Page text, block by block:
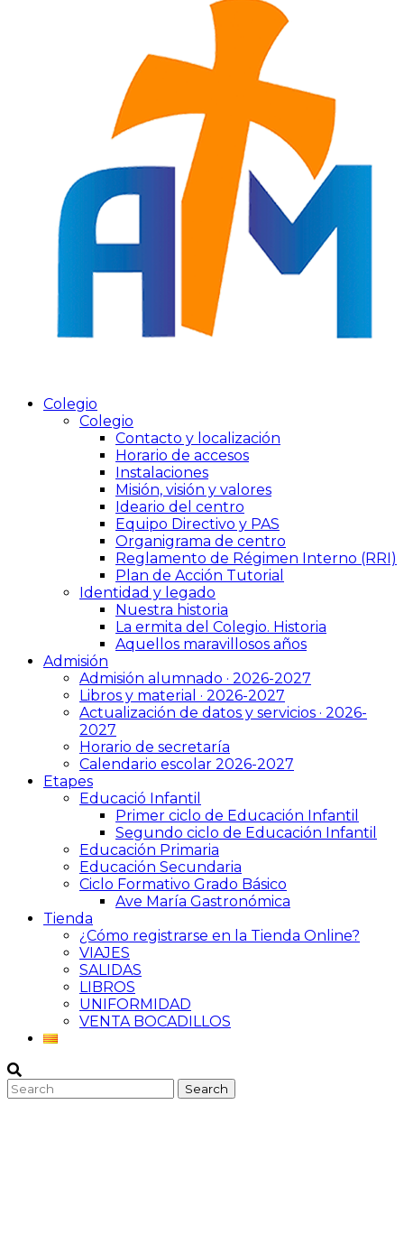
Colegio
Colegio
Contacto y localización
Horario de accesos
Instalaciones
Misión, visión y valores
Ideario del centro
Equipo Directivo y PAS
Organigrama de centro
Reglamento de Régimen Interno (RRI)
Plan de Acción Tutorial
Identidad y legado
Nuestra historia
La ermita del Colegio. Historia
Aquellos maravillosos años
Admisión
Admisión alumnado · 2026-2027
Libros y material · 2026-2027
Actualización de datos y servicios · 2026-
2027
Horario de secretaría
Calendario escolar 2026-2027
Etapes
Educació Infantil
Primer ciclo de Educación Infantil
Segundo ciclo de Educación Infantil
Educación Primaria
Educación Secundaria
Ciclo Formativo Grado Básico
Ave María Gastronómica
Tienda
¿Cómo registrarse en la Tienda Online?
VIAJES
SALIDAS
LIBROS
UNIFORMIDAD
VENTA BOCADILLOS